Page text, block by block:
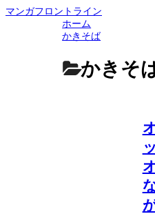
マンガフロントライン
ホーム
かきそば
かきそ